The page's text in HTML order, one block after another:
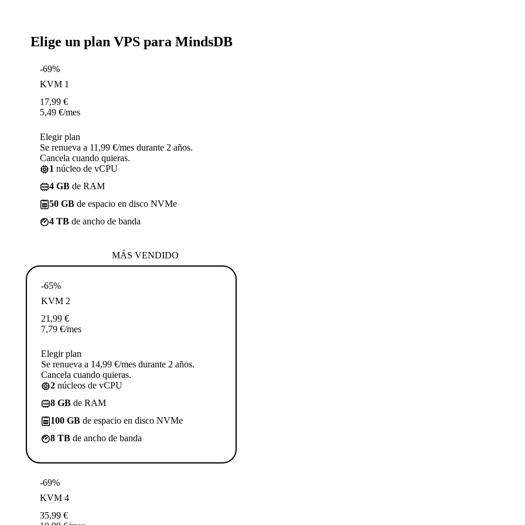
Elige un plan VPS para MindsDB
-69%
KVM 1
17,99 €
5,49 €/mes
Elegir plan
Se renueva a 11,99 €/mes durante 2 años.
Cancela cuando quieras.
1 núcleo de vCPU
4 GB de RAM
50 GB de espacio en disco NVMe
4 TB de ancho de banda
MÁS VENDIDO
-65%
KVM 2
21,99 €
7,79 €/mes
Elegir plan
Se renueva a 14,99 €/mes durante 2 años.
Cancela cuando quieras.
2 núcleos de vCPU
8 GB de RAM
100 GB de espacio en disco NVMe
8 TB de ancho de banda
-69%
KVM 4
35,99 €